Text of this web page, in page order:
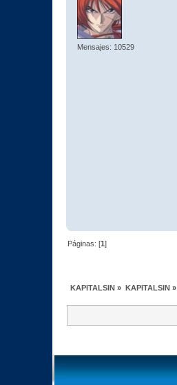
Mensajes: 10529
Páginas: [1]
KAPITALSIN » KAPITALSIN»